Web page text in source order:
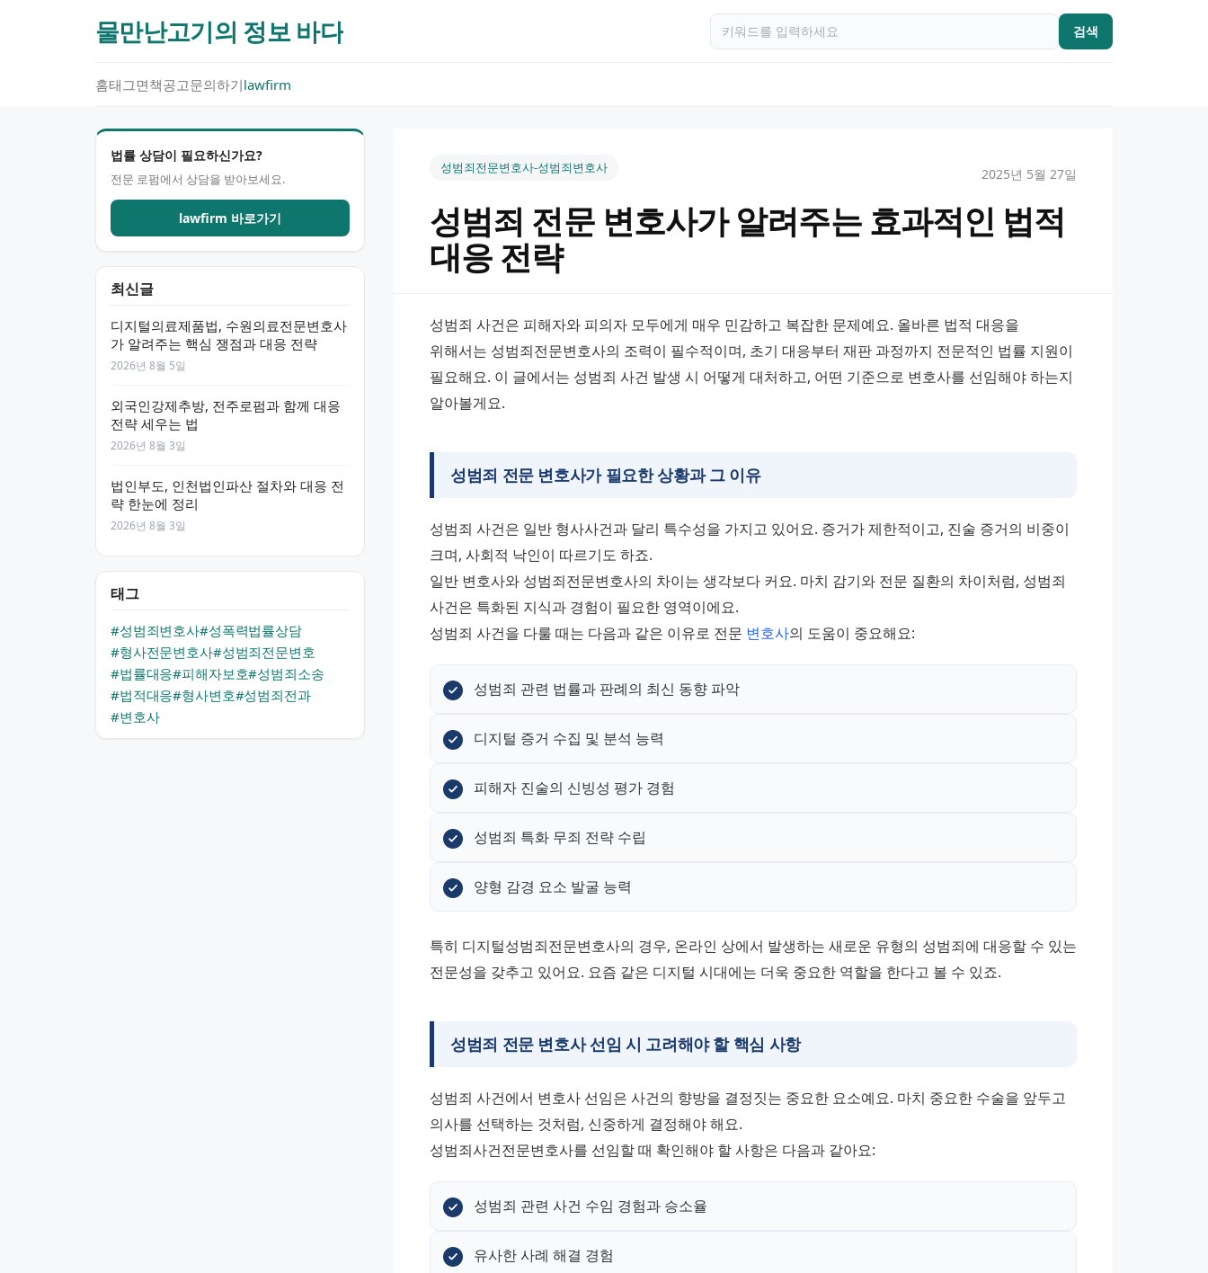
물만난고기의 정보 바다 검색
홈태그면책공고문의하기lawfirm
법률 상담이 필요하신가요?
전문 로펌에서 상담을 받아보세요.
lawfirm 바로가기
최신글
디지털의료제품법, 수원의료전문변호사
가 알려주는 핵심 쟁점과 대응 전략
2026년 8월 5일
외국인강제추방, 전주로펌과 함께 대응
전략 세우는 법
2026년 8월 3일
법인부도, 인천법인파산 절차와 대응 전
략 한눈에 정리
2026년 8월 3일
태그
#성범죄변호사#성폭력법률상담
#형사전문변호사#성범죄전문변호
#법률대응#피해자보호#성범죄소송
#법적대응#형사변호#성범죄전과
#변호사
성범죄전문변호사-성범죄변호사 2025년 5월 27일
성범죄 전문 변호사가 알려주는 효과적인 법적
대응 전략
성범죄 사건은 피해자와 피의자 모두에게 매우 민감하고 복잡한 문제예요. 올바른 법적 대응을
위해서는 성범죄전문변호사의 조력이 필수적이며, 초기 대응부터 재판 과정까지 전문적인 법률 지원이
필요해요. 이 글에서는 성범죄 사건 발생 시 어떻게 대처하고, 어떤 기준으로 변호사를 선임해야 하는지
알아볼게요.
성범죄 전문 변호사가 필요한 상황과 그 이유
성범죄 사건은 일반 형사사건과 달리 특수성을 가지고 있어요. 증거가 제한적이고, 진술 증거의 비중이
크며, 사회적 낙인이 따르기도 하죠.
일반 변호사와 성범죄전문변호사의 차이는 생각보다 커요. 마치 감기와 전문 질환의 차이처럼, 성범죄
사건은 특화된 지식과 경험이 필요한 영역이에요.
성범죄 사건을 다룰 때는 다음과 같은 이유로 전문 변호사의 도움이 중요해요:
성범죄 관련 법률과 판례의 최신 동향 파악
디지털 증거 수집 및 분석 능력
피해자 진술의 신빙성 평가 경험
성범죄 특화 무죄 전략 수립
양형 감경 요소 발굴 능력
특히 디지털성범죄전문변호사의 경우, 온라인 상에서 발생하는 새로운 유형의 성범죄에 대응할 수 있는
전문성을 갖추고 있어요. 요즘 같은 디지털 시대에는 더욱 중요한 역할을 한다고 볼 수 있죠.
성범죄 전문 변호사 선임 시 고려해야 할 핵심 사항
성범죄 사건에서 변호사 선임은 사건의 향방을 결정짓는 중요한 요소예요. 마치 중요한 수술을 앞두고
의사를 선택하는 것처럼, 신중하게 결정해야 해요.
성범죄사건전문변호사를 선임할 때 확인해야 할 사항은 다음과 같아요:
성범죄 관련 사건 수임 경험과 승소율
유사한 사례 해결 경험